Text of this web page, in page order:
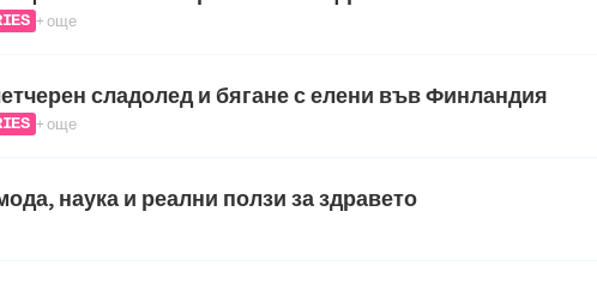
+ още
сладолед и бягане с елени във Финландия
+ още
наука и реални ползи за здравето